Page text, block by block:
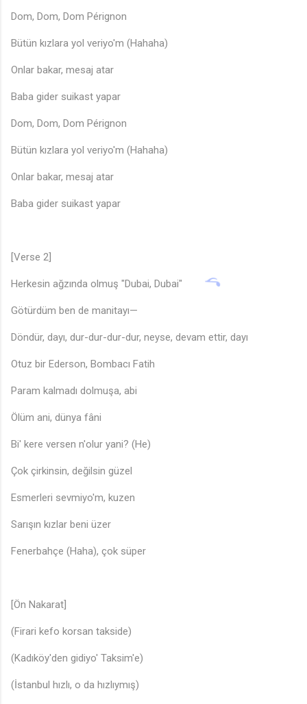
Dom, Dom, Dom Pérignon
Bütün kızlara yol veriyo'm (Hahaha)
Onlar bakar, mesaj atar
Baba gider suikast yapar
Dom, Dom, Dom Pérignon
Bütün kızlara yol veriyo'm (Hahaha)
Onlar bakar, mesaj atar
Baba gider suikast yapar
[Verse 2]
Herkesin ağzında olmuş "Dubai, Dubai"
Götürdüm ben de manitayı—
Döndür, dayı, dur-dur-dur-dur, neyse, devam ettir, dayı
Otuz bir Ederson, Bombacı Fatih
Param kalmadı dolmuşa, abi
Ölüm ani, dünya fâni
Bi' kere versen n'olur yani? (He)
Çok çirkinsin, değilsin güzel
Esmerleri sevmiyo'm, kuzen
Sarışın kızlar beni üzer
Fenerbahçe (Haha), çok süper
[Ön Nakarat]
(Firari kefo korsan takside)
(Kadıköy'den gidiyo' Taksim'e)
(İstanbul hızlı, o da hızlıymış)